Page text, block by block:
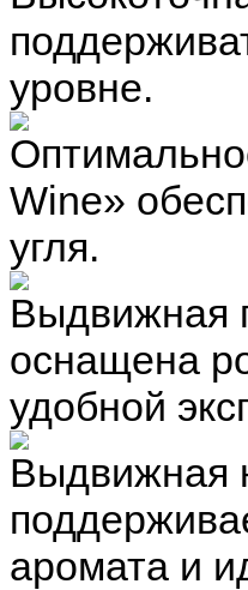
уровне.
Wine»
угля.
Выдвижная
оснащена
удобной
Выдвижная
аромата и